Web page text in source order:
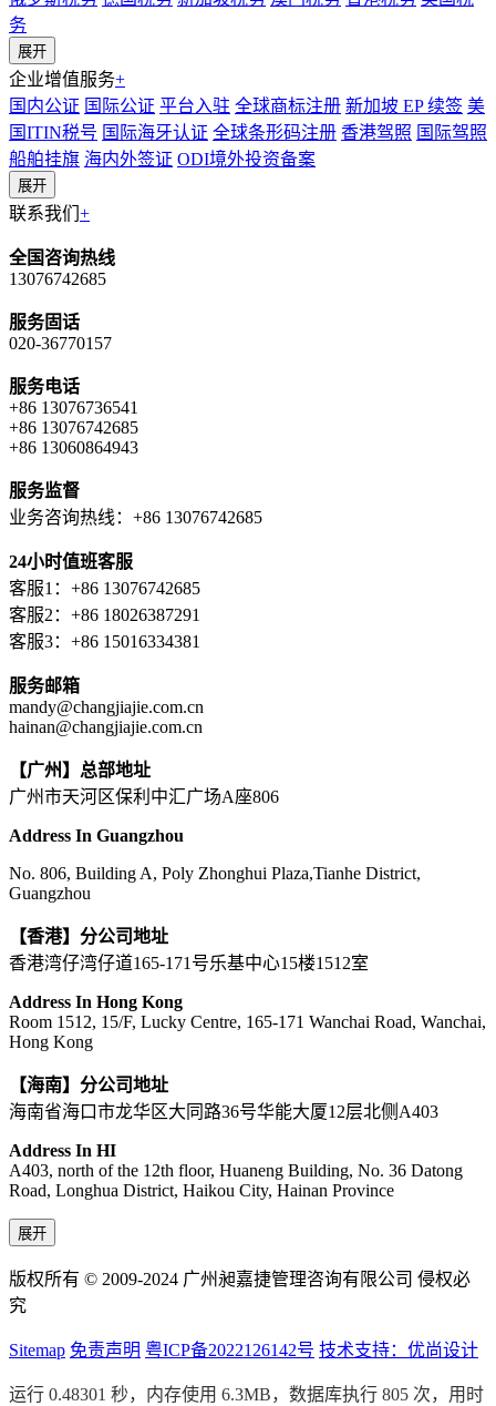
务
展开
企业增值服务+
国内公证 国际公证 平台入驻 全球商标注册 新加坡 EP 续签 美
国ITIN税号 国际海牙认证 全球条形码注册 香港驾照 国际驾照
船舶挂旗 海内外签证 ODI境外投资备案
展开
联系我们 +
全国咨询热线
13076742685
服务固话
020-36770157
服务电话
+86 13076736541
+86 13076742685
+86 13060864943
服务监督
业务咨询热线：+86 13076742685
24小时值班客服
客服1：+86 13076742685
客服2：+86 18026387291
客服3：+86 15016334381
服务邮箱
mandy@changjiajie.com.cn
hainan@changjiajie.com.cn
【广州】总部地址
广州市天河区保利中汇广场A座806
Address In Guangzhou
No. 806, Building A, Poly Zhonghui Plaza,Tianhe District,
Guangzhou
【香港】分公司地址
香港湾仔湾仔道165-171号乐基中心15楼1512室
Address In Hong Kong
Room 1512, 15/F, Lucky Centre, 165-171 Wanchai Road, Wanchai,
Hong Kong
【海南】分公司地址
海南省海口市龙华区大同路36号华能大厦12层北侧A403
Address In HI
A403, north of the 12th floor, Huaneng Building, No. 36 Datong
Road, Longhua District, Haikou City, Hainan Province
展开
版权所有 © 2009-2024 广州昶嘉捷管理咨询有限公司 侵权必
究
Sitemap 免责声明 粤ICP备2022126142号 技术支持：优尚设计
运行 0.48301 秒，内存使用 6.3MB，数据库执行 805 次，用时